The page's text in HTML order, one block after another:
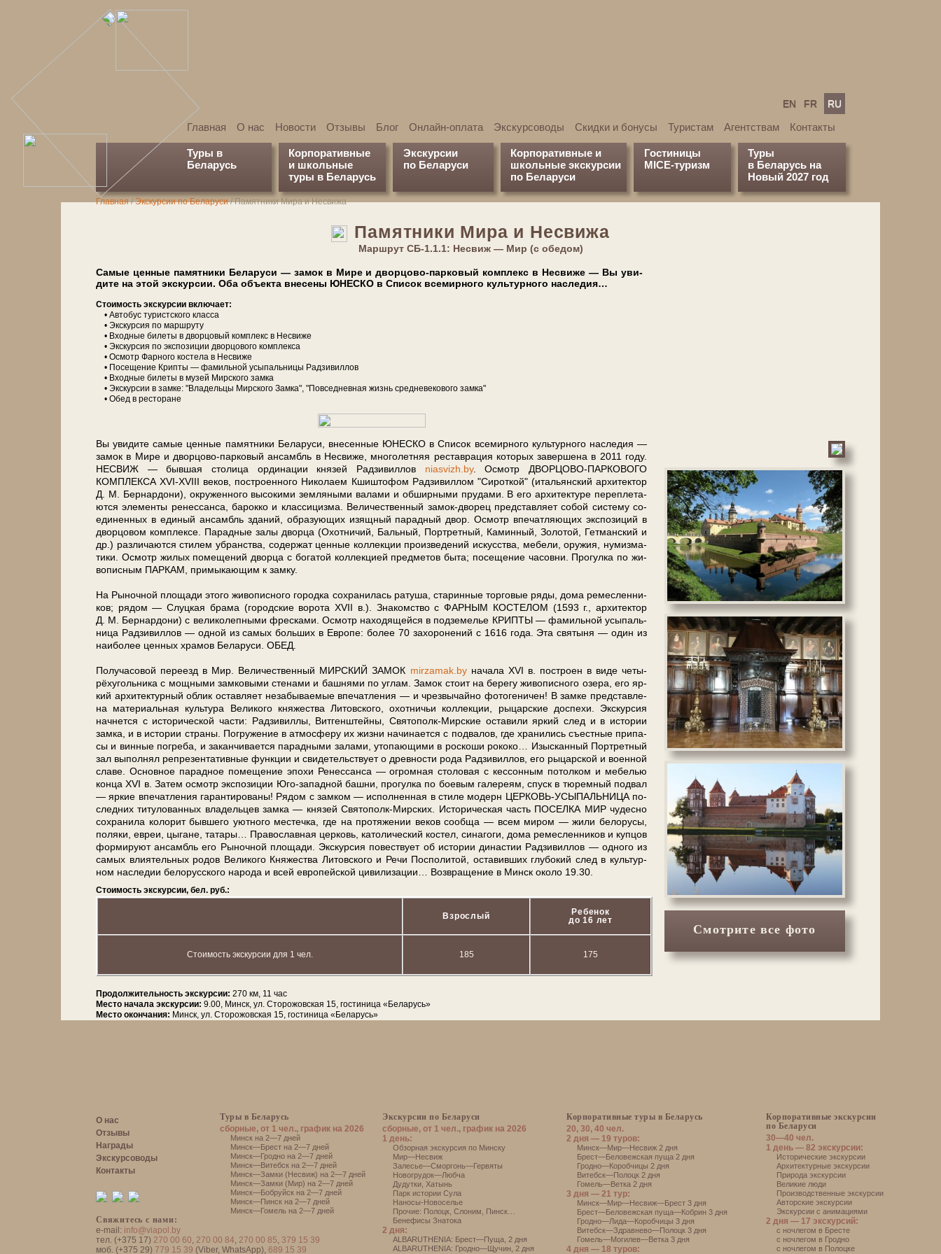
EN FR RU
Главная О нас Новости Отзывы Блог Онлайн-оплата Экскурсоводы Скидки и бонусы Туристам Агентствам Контакты
Туры в
Беларусь
Корпоративные
и школьные
туры в Беларусь
Экскурсии
по Беларуси
Корпоративные и
школьные экскурсии
по Беларуси
Гостиницы
MICE-туризм
Туры
в Беларусь на
Новый 2027 год
Главная/Экскурсии по Беларуси/Памятники Мира и Несвижа
Памятники Мира и Несвижа
Марш­рут СБ-1.1.1: Несвиж — Мир (с обедом)
Самые цен­ные па­мят­ни­ки Бе­ла­ру­си — за­мок в Мире и дворцово-парковый ком­плекс в Не­сви­же — Вы уви­
ди­те на этой экс­кур­сии. Оба объ­ек­та вне­се­ны ЮНЕСКО в Спи­сок все­мир­но­го куль­тур­но­го на­сле­дия…
Сто­и­мость экс­кур­сии вклю­ча­ет:
• Автобус туристского клас­са
• Экс­кур­сия по марш­ру­ту
• Вход­ные би­ле­ты в двор­цо­вый ком­плекс в Не­сви­же
• Экс­кур­сия по экс­по­зи­ции двор­цо­во­го ком­плек­са
• Осмотр Фар­но­го ко­сте­ла в Не­сви­же
• По­се­ще­ние Крипты — фамильной усыпальницы Рад­зи­вил­лов
• Вход­ные би­ле­ты в му­зей Мир­ско­го зам­ка
• Экскурсии в зам­ке: "Владельцы Мир­ско­го Замка", "Повседневная жизнь сред­не­ве­ко­во­го зам­ка"
• Обед в ре­сто­ра­не
Вы уви­ди­те са­мые цен­ные па­мят­ни­ки Бе­ла­ру­си, вне­сен­ные ЮНЕСКО в Спи­сок все­мир­но­го куль­тур­но­го на­сле­дия —
за­мок в Мире и дворцово-парковый ан­самбль в Не­сви­же, мно­го­лет­няя ре­став­ра­ция ко­то­рых за­вер­ше­на в 2011 го­ду.
НЕСВИЖ — бывшая столица ор­ди­на­ции кня­зей Рад­зи­вил­лов niasvizh.by. Осмотр ДВОРЦОВО-ПАРКОВОГО
КОМПЛЕКСА XVI-XVIII ве­ков, по­стро­ен­но­го Ни­ко­ла­ем Кшишто­фом Рад­зи­вил­лом "Си­рот­кой" (итальянский ар­хи­тек­тор
Д. М. Бер­нар­до­ни), окру­жен­но­го вы­со­ки­ми зем­ля­ны­ми ва­ла­ми и об­шир­ны­ми пру­да­ми. В его ар­хи­тек­ту­ре пе­ре­пле­та­
ют­ся эле­мен­ты ре­нес­сан­са, ба­рок­ко и клас­си­циз­ма. Ве­ли­чест­вен­ный замок-дворец пред­став­ля­ет со­бой си­сте­му со­
еди­нен­ных в еди­ный ан­самбль зда­ний, об­ра­зую­щих изящ­ный па­рад­ный двор. Осмотр впе­чат­ляю­щих экс­по­зи­ций в
двор­цо­вом ком­плек­се. Парадные за­лы двор­ца (Охот­ни­чий, Баль­ный, Порт­рет­ный, Ка­мин­ный, Зо­ло­той, Гет­ман­ский и
др.) раз­ли­ча­ют­ся сти­лем убран­ства, со­дер­жат цен­ные кол­лек­ции про­из­ве­де­ний ис­кус­ства, ме­бе­ли, ору­жия, ну­миз­ма­
ти­ки. Осмотр жи­лых по­ме­ще­ний двор­ца с бо­га­той кол­лек­ци­ей пред­ме­тов бы­та; посещение ча­сов­ни. Прогулка по жи­
во­пис­ным ПАР­КАМ, при­мы­каю­щим к зам­ку.
На Рыночной пло­ща­ди это­го жи­во­пис­но­го го­род­ка со­хра­ни­лась ра­ту­ша, ста­рин­ные тор­го­вые ря­ды, до­ма ре­мес­лен­ни­
ков; ря­дом — Слуц­кая бра­ма (го­род­ские во­ро­та XVII в.). Зна­ком­ство с ФАРНЫМ КОСТЕЛОМ (1593 г., ар­хи­тек­тор
Д. М. Бер­нар­до­ни) с ве­ли­ко­леп­ны­ми фрес­ка­ми. Осмотр на­хо­дя­щей­ся в под­зе­ме­лье КРИПТЫ — фамильной усы­паль­
ни­ца Рад­зи­вил­лов — одной из са­мых боль­ших в Ев­ро­пе: бо­лее 70 за­хо­ро­не­ний с 1616 го­да. Эта свя­ты­ня — один из
наи­бо­лее цен­ных хра­мов Бе­ла­ру­си. ОБЕД.
По­лу­ча­со­вой переезд в Мир. Ве­ли­чест­вен­ный МИР­СКИЙ ЗАМОК mir­za­mak.byна­ча­ла XVI в. по­стро­ен в ви­де че­ты­
рёхугольника с мощ­ны­ми зам­ко­вы­ми сте­на­ми и баш­ня­ми по уг­лам. Замок стоит на бе­ре­гу жи­во­пис­но­го озе­ра, его яр­
кий ар­хи­тек­тур­ный об­лик остав­ля­ет не­за­бы­вае­мые впе­чат­ле­ния — и чрез­вы­чай­но фотогеничен! В зам­ке пред­став­ле­
на ма­те­ри­аль­ная куль­ту­ра Ве­ли­ко­го княжества Ли­тов­ско­го, охот­ни­чьи кол­лек­ции, ры­цар­ские до­спе­хи. Экс­кур­сия
начнется с ис­то­ри­че­ской ча­сти: Рад­зи­вил­лы, Витгенштейны, Святополк-Мирские оста­ви­ли яр­кий след и в ис­то­рии
зам­ка, и в ис­то­рии стра­ны. По­гру­же­ние в ат­мо­сфе­ру их жиз­ни на­чи­на­ет­ся с под­ва­лов, где хра­ни­лись съе­ст­ные при­па­
сы и вин­ные по­гре­ба, и за­кан­чи­ва­ет­ся парадными залами, утопающими в рос­ко­ши ро­ко­ко… Изысканный Порт­рет­ный
зал вы­пол­нял ре­пре­зен­та­тив­ные функ­ции и сви­де­тель­ству­ет о древ­но­сти ро­да Рад­зи­вил­лов, его ры­цар­ской и во­ен­ной
сла­ве. Ос­нов­ное па­рад­ное по­ме­ще­ние эпо­хи Ренессанса — огромная сто­ло­вая с кес­сон­ным по­тол­ком и ме­бе­лью
кон­ца XVI в. За­тем осмотр экс­по­зи­ции Юго-западной баш­ни, про­гул­ка по боевым галереям, спуск в тюремный подвал
— яр­кие впе­чат­ле­ния га­ран­ти­ро­ва­ны! Рядом с зам­ком — ис­пол­нен­ная в сти­ле мо­дерн ЦЕРКОВЬ-УСЫПАЛЬНИЦА по­
след­них ти­ту­ло­ван­ных вла­дель­цев зам­ка — кня­зей Святополк-Мирских. Ис­то­ри­че­ская часть ПО­СЕЛКА МИР чу­дес­но
со­хра­ни­ла ко­ло­рит быв­ше­го уют­но­го ме­с­теч­ка, где на про­тя­же­нии ве­ков со­об­ща — всем ми­ром — жи­ли бе­ло­ру­сы,
по­ля­ки, евреи, цы­га­не, та­та­ры… Пра­во­слав­ная цер­ковь, ка­то­ли­че­ский ко­стел, си­на­го­ги, до­ма ре­мес­лен­ни­ков и куп­цов
фор­ми­ру­ют ан­самбль его Рыночной пло­ща­ди. Экс­кур­сия по­вест­ву­ет об ис­то­рии ди­на­стии Рад­зи­вил­лов — од­но­го из
са­мых вли­я­тель­ных ро­дов Ве­ли­ко­го Кня­же­ства Ли­тов­ско­го и Ре­чи Поспо­ли­той, оста­вив­ших глу­бо­кий след в куль­тур­
ном на­сле­дии бе­ло­рус­ско­го на­ро­да и всей ев­ро­пей­ской ци­ви­ли­за­ции… Воз­вра­ще­ние в Минск око­ло 19.30.
Стоимость экскурсии, бел. руб.:
Взрослый
Ребенок
до 16 лет
Стоимость экскурсии для 1 чел. 185 175
Продолжительность экскурсии: 270 км, 11 час
Место начала экскурсии: 9.00, Минск, ул. Сторожовская 15, гостиница «Беларусь»
Место окончания: Минск, ул. Сторожовская 15, гостиница «Беларусь»
Смотрите все фото
О нас
Отзывы
Награды
Экскурсоводы
Контакты
Свяжитесь с нами:
e-mail: info@viapol.by
тел. (+375 17) 270 00 60, 270 00 84, 270 00 85, 379 15 39
моб. (+375 29) 779 15 39 (Viber, WhatsApp), 689 15 39
Туры в Беларусь
сборные, от 1 чел., график на 2026
Минск на 2—7 дней
Минск—Брест на 2—7 дней
Минск—Гродно на 2—7 дней
Минск—Витебск на 2—7 дней
Минск—Замки (Несвиж) на 2—7 дней
Минск—Замки (Мир) на 2—7 дней
Минск—Бобруйск на 2—7 дней
Минск—Пинск на 2—7 дней
Минск—Гомель на 2—7 дней
Экскурсии по Беларуси
сборные, от 1 чел., график на 2026
1 день:
Обзорная экскурсия по Минску
Мир—Несвиж
Залесье—Сморгонь—Гервяты
Новогрудок—Любча
Дудутки Хатынь
Парк истории Сула
Наносы-Новоселье
Прочие: Полоцк Слоним Пинск
Бенефисы Знатока
2 дня:
АLBARUTHENIA: Брест—Пуща, 2 дня
АLBARUTHENIA: Гродно—Щучин, 2 дня
Корпоративные туры в Беларусь
20, 30, 40 чел.
2 дня — 19 туров:
Минск—Мир—Несвиж 2 дня
Брест—Беловежская пуща 2 дня
Гродно—Коробчицы 2 дня
Витебск—Полоцк 2 дня
Гомель—Ветка 2 дня
3 дня — 21 тур:
Минск—Мир—Несвиж—Брест 3 дня
Брест—Беловежская пуща—Кобрин 3 дня
Гродно—Лида—Коробчицы 3 дня
Витебск—Здравнево—Полоцк 3 дня
Гомель—Могилев—Ветка 3 дня
4 дня — 18 туров:
Корпоративные экскурсии
по Беларуси
30—40 чел.
1 день — 82 экскурсии:
Исторические экскурсии
Архитектурные экскурсии
Природа экскурсии
Великие люди
Производственные экскурсии
Авторские экскурсии
Экскурсии с анимациями
2 дня — 17 экскурсий:
с ночлегом в Бресте
с ночлегом в Гродно
с ночлегом в Полоцке